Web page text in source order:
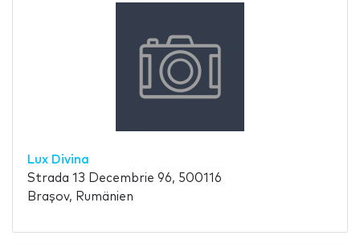
Lux Divina
Strada 13 Decembrie 96, 500116
Brașov, Rumänien